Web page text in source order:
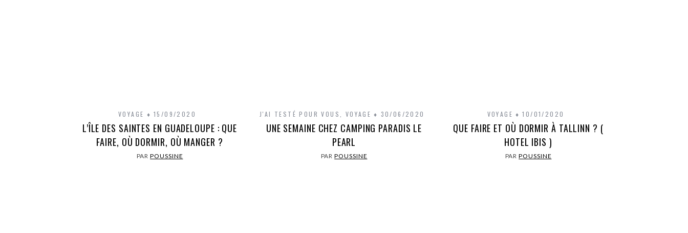
VOYAGE 15/09/2020
L’ÎLE DES SAINTES EN GUADELOUPE : QUE
FAIRE, OÙ DORMIR, OÙ MANGER ?
PARPOUSSINE
J'AI TESTÉ POUR VOUS VOYAGE 30/06/2020
UNE SEMAINE CHEZ CAMPING PARADIS LE
PEARL
PARPOUSSINE
VOYAGE 10/01/2020
QUE FAIRE ET OÙ DORMIR À TALLINN ? (
HOTEL IBIS )
PARPOUSSINE